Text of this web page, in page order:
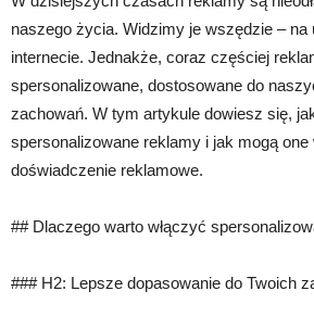
naszego życia. Widzimy je wszędzie – na
internecie. Jednakże, coraz częściej
spersonalizowane, dostosowane do
zachowań. W tym artykule dowiesz się,
spersonalizowane reklamy i jak mogą one
doświadczenie reklamowe.
## Dlaczego warto włączyć
### H2: Lepsze dopasowanie do Twoich